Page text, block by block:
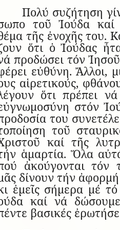
Πολύ συ­ζή­τηση
τοῦ Ἰ­ούδα καί
τῆς ἐ­νο­χῆς του.
ὅτι ὁ Ἰ­ού­δας
προ­δώ­σει τόν
εὐ­θύνη. Ἄλ­λοι,
αἱ­ρε­τι­κούς,
ὅτι πρέ­πει
στόν
του
τοῦ
καί τῆς
ἁ­μαρ­τία. Ὅλα
ἀ­κού­γον­ται τόν
δί­νουν τήν
ἐ­μεῖς σή­μερα μέ
καί νά
βα­σι­κές